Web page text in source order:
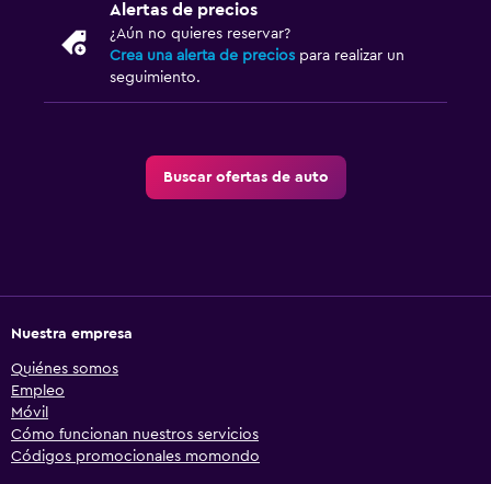
Alertas de precios
¿Aún no quieres reservar?
Crea una alerta de precios para realizar un
seguimiento.
Buscar ofertas de auto
Nuestra empresa
Quiénes somos
Empleo
Móvil
Cómo funcionan nuestros servicios
Códigos promocionales momondo